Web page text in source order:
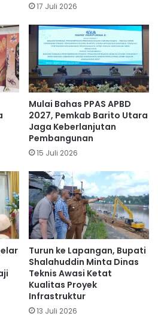
17 Juli 2026
Mulai Bahas PPAS APBD
2027, Pemkab Barito Utara
Jaga Keberlanjutan
Pembangunan
15 Juli 2026
Turun ke Lapangan, Bupati
Shalahuddin Minta Dinas
Teknis Awasi Ketat
Kualitas Proyek
Infrastruktur
13 Juli 2026